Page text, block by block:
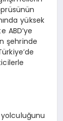
yüksek
ABD’ye
şehrinde